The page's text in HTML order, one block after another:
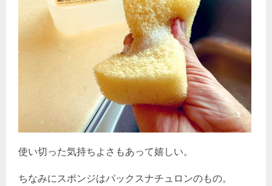
使い切った気持ちよさもあって嬉しい。
ちなみにスポンジはパックスナチュロンのもの。